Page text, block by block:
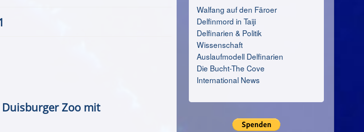
Zoo mit
Walfang auf den Färoer
Delfinmord in Taiji
Delfinarien & Politik
Wissenschaft
Auslaufmodell Delfinarien
Die Bucht-The Cove
International News